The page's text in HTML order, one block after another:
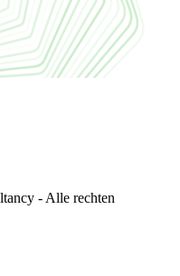
- Alle rechten